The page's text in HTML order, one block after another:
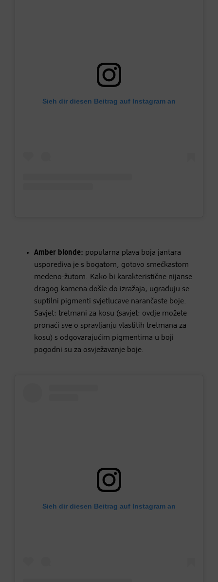
Sieh dir diesen Beitrag auf Instagram an
Amber blonde: popularna plava boja jantara
usporediva je s bogatom, gotovo smećkastom
medeno-žutom. Kako bi karakteristične nijanse
dragog kamena došle do izražaja, ugrađuju se
suptilni pigmenti svjetlucave narančaste boje.
Savjet: tretmani za kosu (savjet: ovdje možete
pronaći sve o spravljanju vlastitih tretmana za
kosu) s odgovarajućim pigmentima u boji
pogodni su za osvježavanje boje.
Sieh dir diesen Beitrag auf Instagram an